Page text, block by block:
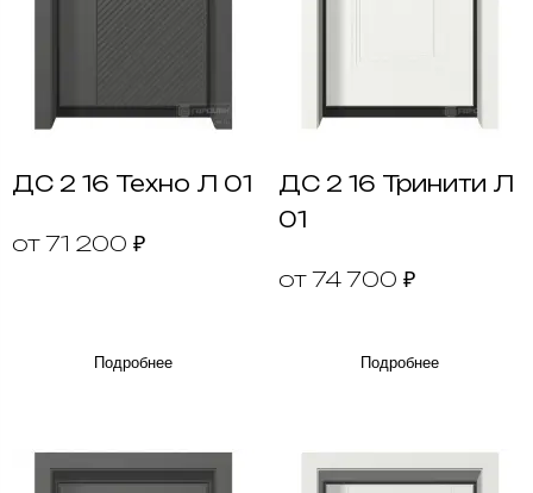
ДС 2 16 Техно Л 01
от 71 200 ₽
Подробнее
ДС 2 16 Тринити Л
01
от 74 700 ₽
Подробнее